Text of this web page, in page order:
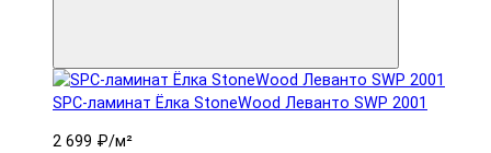
SPC-ламинат Ëлка StoneWood Леванто SWP 2001
2 699 ₽/м²